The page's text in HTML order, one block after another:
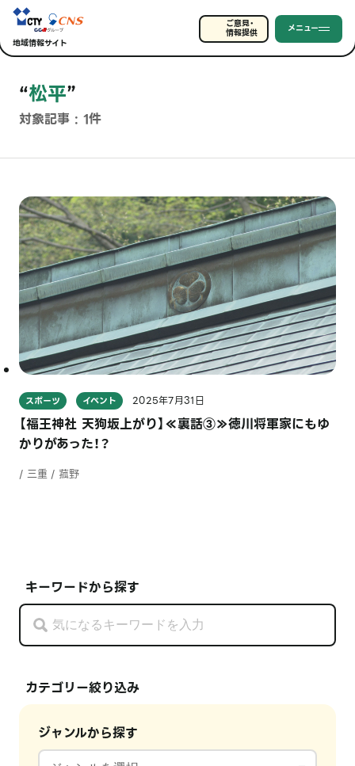
地域情報サイト
ご意見・
情報提供 メニュー
“松平”
対象記事 : 1件
キーワードから探す
カテゴリー絞り込み
ジャンルから探す
スポーツ イベント 2025年7月31日
【福王神社 天狗坂上がり】≪裏話③≫徳川将軍家にもゆ
かりがあった！？
/ 三重 / 菰野